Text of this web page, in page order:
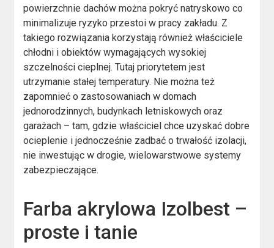
powierzchnie dachów można pokryć natryskowo co
minimalizuje ryzyko przestoi w pracy zakładu. Z
takiego rozwiązania korzystają również właściciele
chłodni i obiektów wymagających wysokiej
szczelności cieplnej. Tutaj priorytetem jest
utrzymanie stałej temperatury. Nie można też
zapomnieć o zastosowaniach w domach
jednorodzinnych, budynkach letniskowych oraz
garażach – tam, gdzie właściciel chce uzyskać dobre
ocieplenie i jednocześnie zadbać o trwałość izolacji,
nie inwestując w drogie, wielowarstwowe systemy
zabezpieczające.
Farba akrylowa Izolbest –
proste i tanie